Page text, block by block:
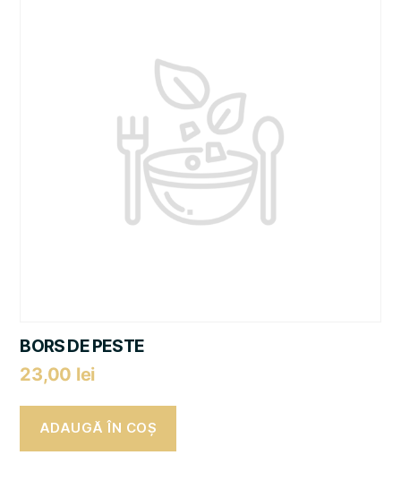
BORS DE PESTE
23,00 lei
ADAUGĂ ÎN COȘ